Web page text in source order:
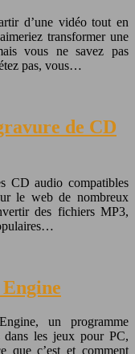
d’une vidéo tout en
transformer une
vous ne savez pas
pas, vous…
de CD
CD audio compatibles
le web de nombreux
des fichiers MP3,
un programme
dans les jeux pour PC,
que c’est et comment